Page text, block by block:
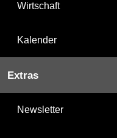
Wirtschaft
Kalender
Extras
Newsletter